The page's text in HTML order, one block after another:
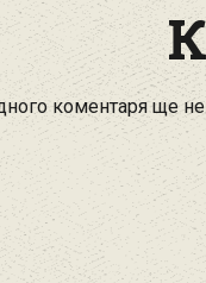
коментаря ще